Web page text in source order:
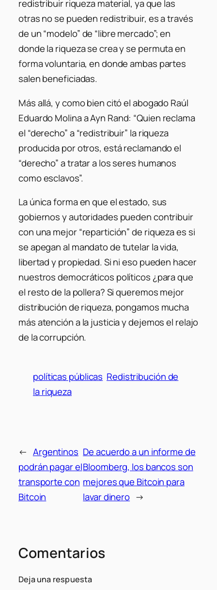
redistribuir riqueza material, ya que las
otras no se pueden redistribuir, es a través
de un “modelo” de “libre mercado”; en
donde la riqueza se crea y se permuta en
forma voluntaria, en donde ambas partes
salen beneficiadas.
Más allá, y como bien citó el abogado Raúl
Eduardo Molina a Ayn Rand: “Quien reclama
el “derecho” a “redistribuir” la riqueza
producida por otros, está reclamando el
“derecho” a tratar a los seres humanos
como esclavos”.
La única forma en que el estado, sus
gobiernos y autoridades pueden contribuir
con una mejor “repartición” de riqueza es si
se apegan al mandato de tutelar la vida,
libertad y propiedad. Si ni eso pueden hacer
nuestros democráticos políticos ¿para que
el resto de la pollera? Si queremos mejor
distribución de riqueza, pongamos mucha
más atención a la justicia y dejemos el relajo
de la corrupción.
políticas públicas Redistribución de
la riqueza
← Argentinos
podrán pagar el
transporte con
Bitcoin
De acuerdo a un informe de
Bloomberg, los bancos son
mejores que Bitcoin para
lavar dinero →
Comentarios
Deja una respuesta